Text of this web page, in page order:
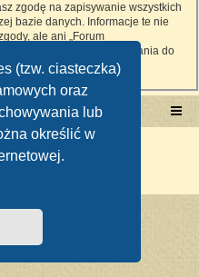
(tzw. ciasteczka)
oraz
lub
określić w
zgodę na zapisywanie wszystkich
bazie danych. Informacje te nie
ale ani „Forum
za włamania do
danych.
forum
dostarczaphpBB.pl